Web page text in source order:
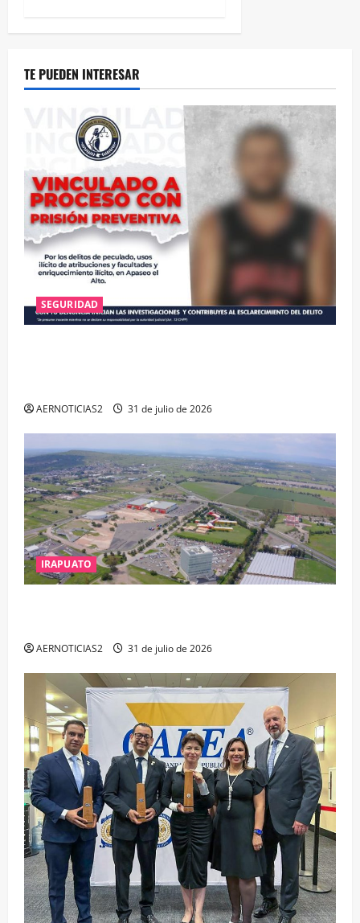
TE PUEDEN INTERESAR
SEGURIDAD
AERNOTICIAS2 31 de julio de 2026
IRAPUATO
AERNOTICIAS2 31 de julio de 2026